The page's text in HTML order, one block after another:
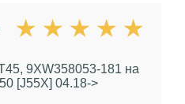
9XW358053-181 на
[J55X] 04.18->